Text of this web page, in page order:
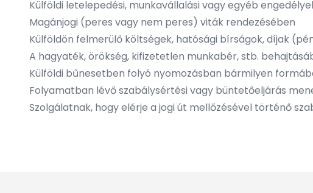
Külföldi letelepedési, munkavállalási vagy egyéb
Magánjogi (peres vagy nem peres) viták rendezésében
Külföldön felmerülő költségek, hatósági bírságok, díjak
A hagyaték, örökség, kifizetetlen munkabér, stb.
Külföldi bűnesetben folyó nyomozásban bármilyen
Folyamatban lévő szabálysértési vagy büntetőeljárás
Szolgálatnak, hogy elérje a jogi út mellőzésével történő